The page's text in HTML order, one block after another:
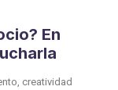
En
creatividad